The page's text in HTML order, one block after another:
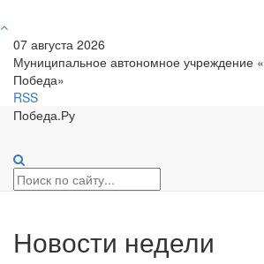
07 августа 2026
Муниципальное автономное учреждение
Победа»
RSS
Победа.Ру
Новости недели